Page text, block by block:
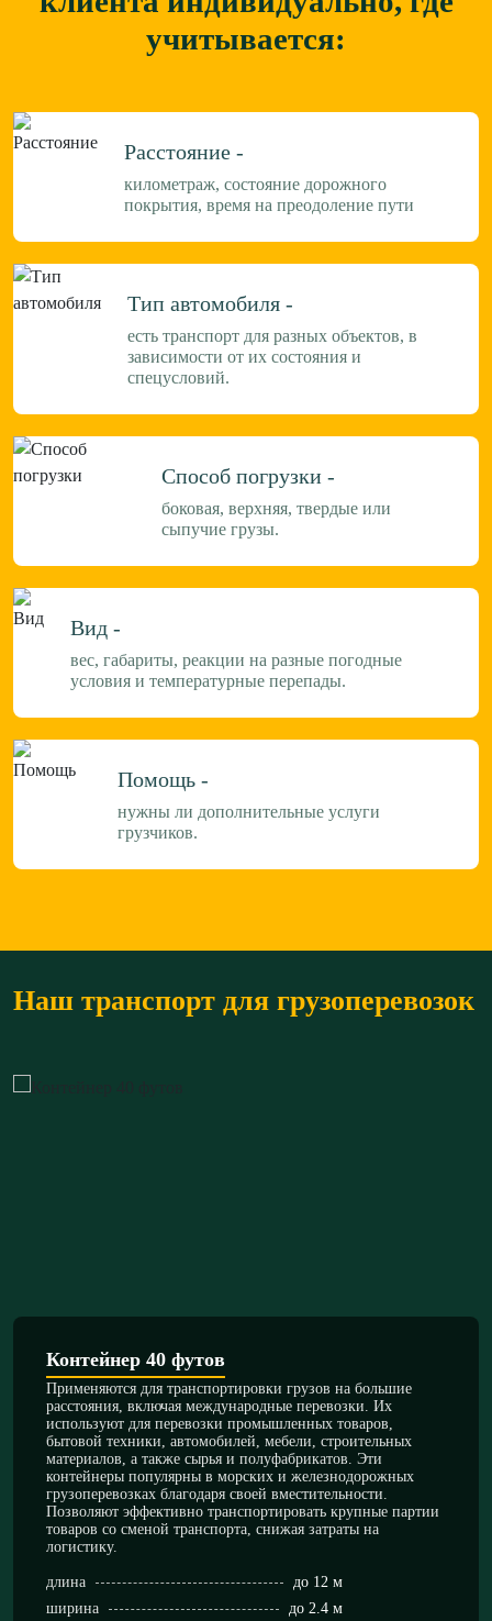
учитывается:
Расстояние -
километраж, состояние дорожного
покрытия, время на преодоление пути
Тип автомобиля -
есть транспорт для разных объектов, в
зависимости от их состояния и
спецусловий.
Способ погрузки -
боковая, верхняя, твердые или
сыпучие грузы.
Вид -
вес, габариты, реакции на разные погодные
условия и температурные перепады.
Помощь -
нужны ли дополнительные услуги
грузчиков.
Наш транспорт для грузоперевозок
Контейнер 40 футов
Применяются для транспортировки грузов на большие
расстояния, включая международные перевозки. Их
используют для перевозки промышленных товаров,
бытовой техники, автомобилей, мебели, строительных
материалов, а также сырья и полуфабрикатов. Эти
контейнеры популярны в морских и железнодорожных
грузоперевозках благодаря своей вместительности.
Позволяют эффективно транспортировать крупные партии
товаров со сменой транспорта, снижая затраты на
логистику.
длина
до 12 м
ширина
до 2.4 м